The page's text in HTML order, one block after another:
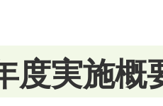
度実施概